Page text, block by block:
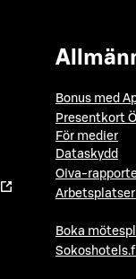
Bonus med
Presentkort
För medier
Dataskydd
Oiva-
Arbetsplatser
Boka